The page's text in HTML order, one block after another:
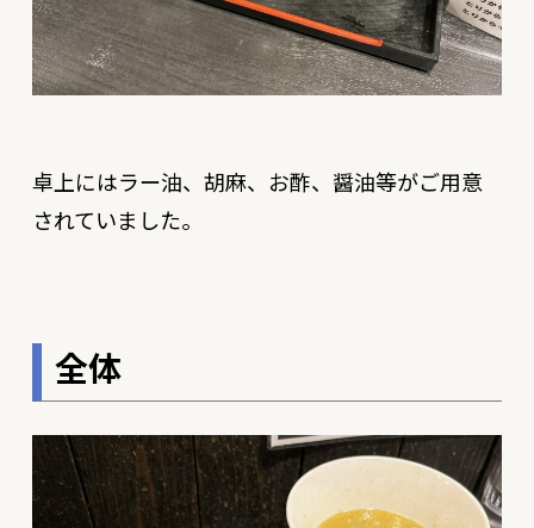
卓上にはラー油、胡麻、お酢、醤油等がご用意
されていました。
全体